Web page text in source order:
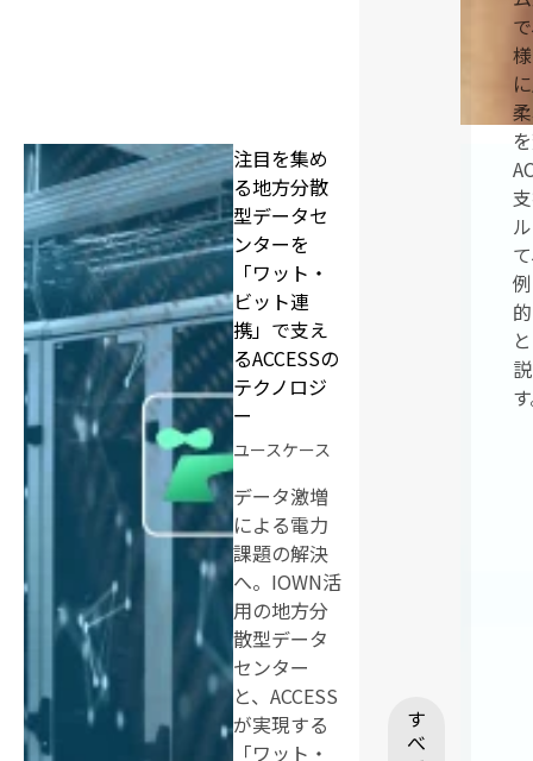
注目を集め
る地方分散
型データセ
ンターを
「ワット・
ビット連
携」で支え
るACCESSの
テクノロジ
ー
ユースケース
データ激増
による電力
課題の解決
へ。IOWN活
用の地方分
散型データ
センター
と、ACCESS
が実現する
「ワット・
す
べ